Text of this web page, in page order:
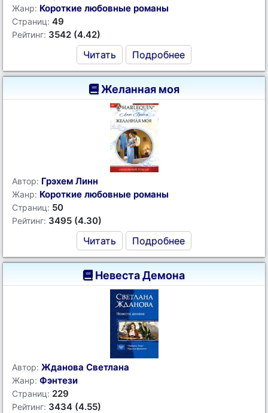
Жанр: Короткие любовные романы
Страниц: 49
Рейтинг: 3542 (4.42)
Читать Подробнее
Желанная моя
Автор: Грэхем Линн
Жанр: Короткие любовные романы
Страниц: 50
Рейтинг: 3495 (4.30)
Читать Подробнее
Невеста Демона
Автор: Жданова Светлана
Жанр: Фэнтези
Страниц: 229
Рейтинг: 3434 (4.55)